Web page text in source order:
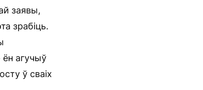
заявы,
зрабіць.
ён агучыў
ў сваіх